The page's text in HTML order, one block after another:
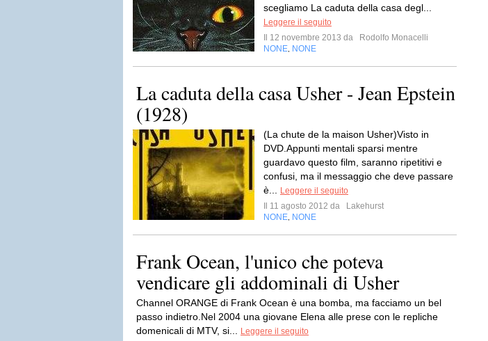
scegliamo La caduta della casa degl...
Leggere il seguito
Il 12 novembre 2013 da
Rodolfo Monacelli
NONE NONE
La caduta della casa Usher - Jean Epstein
(1928)
(La chute de la maison Usher)Visto in
DVD.Appunti mentali sparsi mentre
guardavo questo film, saranno ripetitivi e
confusi, ma il messaggio che deve passare
è...
Leggere il seguito
Il 11 agosto 2012 da
Lakehurst
NONE NONE
Frank Ocean, l'unico che poteva
vendicare gli addominali di Usher
Channel ORANGE di Frank Ocean è una bomba, ma facciamo un bel
passo indietro.Nel 2004 una giovane Elena alle prese con le repliche
domenicali di MTV, si...
Leggere il seguito